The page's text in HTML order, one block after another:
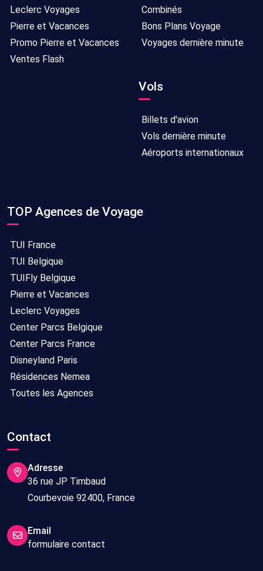
Leclerc Voyages
Pierre et Vacances
Promo Pierre et Vacances
Ventes Flash
Combinés
Bons Plans Voyage
Voyages dernière minute
Vols
Billets d'avion
Vols dernière minute
Aéroports internationaux
TOP Agences de Voyage
TUI France
TUI Belgique
TUIFly Belgique
Pierre et Vacances
Leclerc Voyages
Center Parcs Belgique
Center Parcs France
Disneyland Paris
Résidences Nemea
Toutes les Agences
Contact
Adresse
36 rue JP Timbaud
Courbevoie 92400, France
Email
formulaire contact